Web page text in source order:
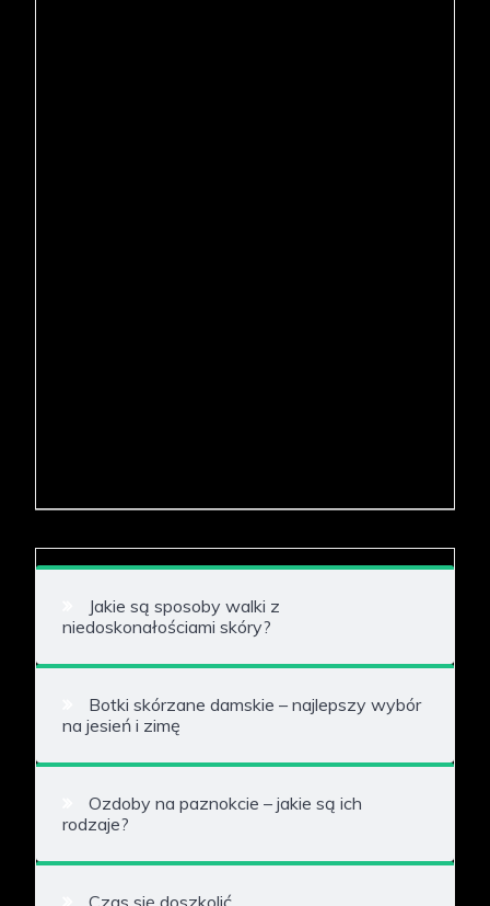
Jakie są sposoby walki z
niedoskonałościami skóry?
Botki skórzane damskie – najlepszy wybór
na jesień i zimę
Ozdoby na paznokcie – jakie są ich
rodzaje?
Czas się doszkolić